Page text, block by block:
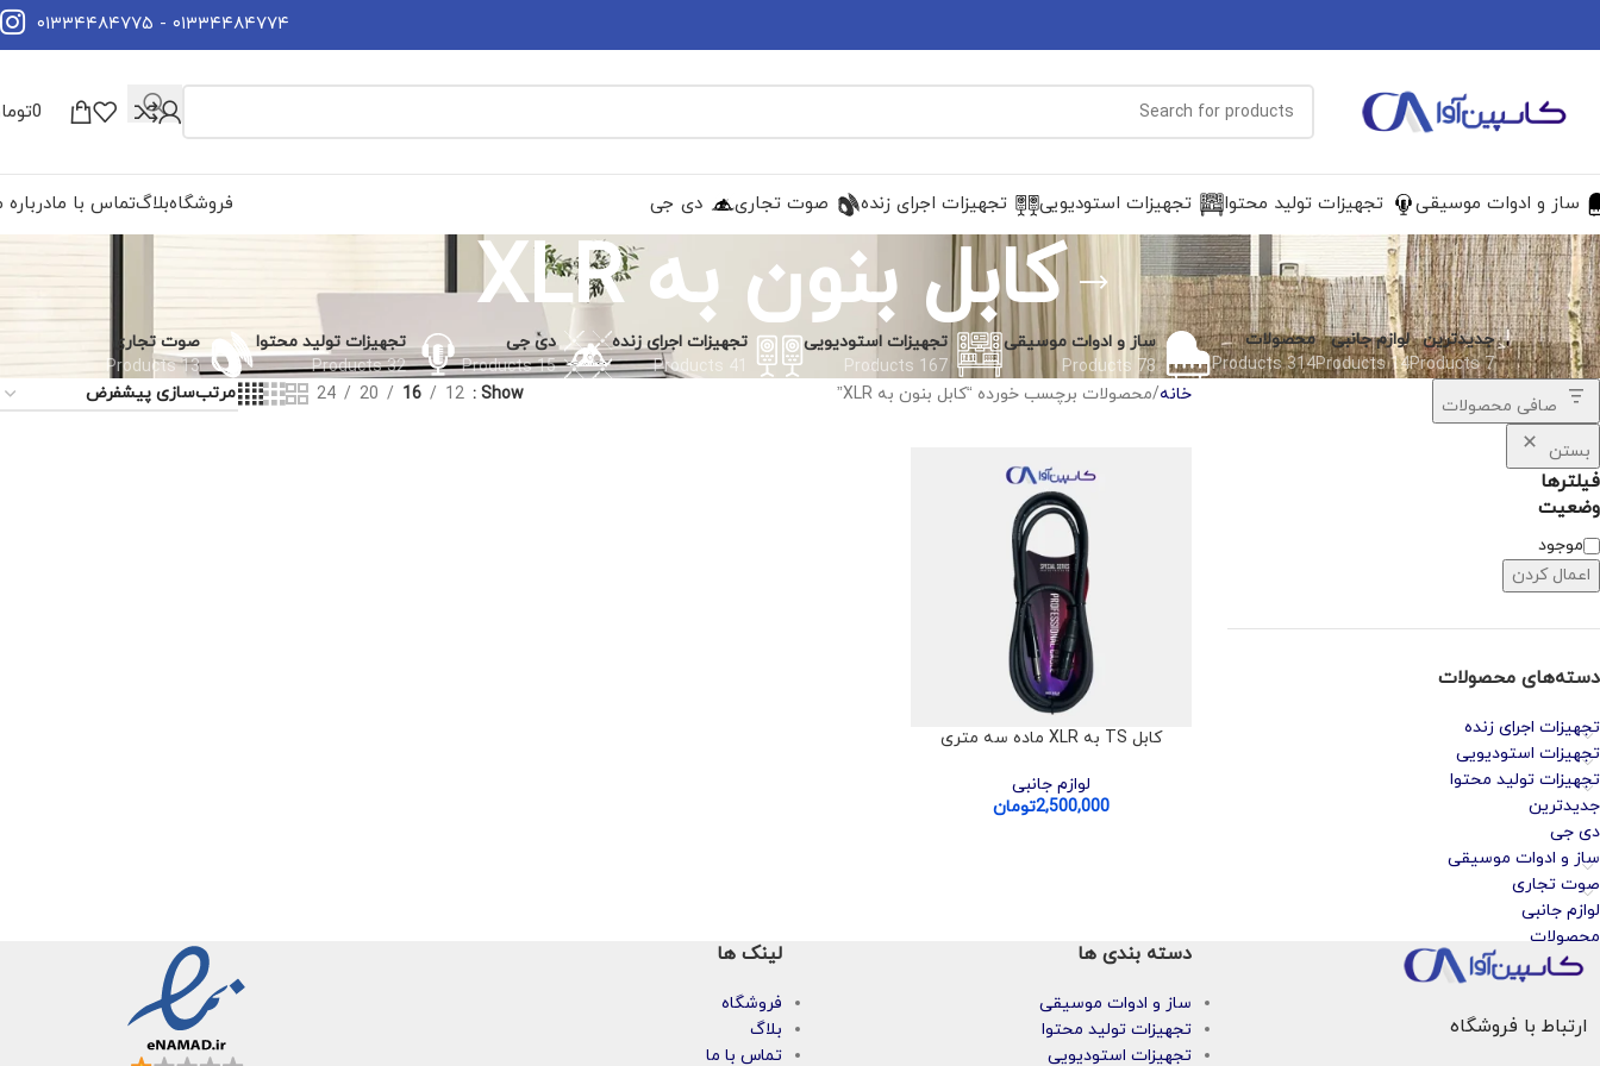
۰۱۳۳۴۴۸۴۷۷۴ - ۰۱۳۳۴۴۸۴۷۷۵
0
ساز و ادوات موسیقی تجهیزات تولید محتوا تجهیزات استودیویی تجهیزات اجرای زنده صوت تجاری دی جی فروشگاهبلاگتماس با مادرباره
کابل بنون به XLR
جدیدترین
7 Products
لوازم جانبی
14 Products
محصولات
314 Products
ساز و ادوات موسیقی
78 Products
تجهیزات استودیویی
167 Products
تجهیزات اجرای زنده
41 Products
دی جی
15 Products
تجهیزات تولید محتوا
32 Products
صوت تجاری
13 Products
صافی محصولات
بستن
فیلترها
وضعیت
موجود
اعمال کردن
دسته‌های محصولات
تجهیزات اجرای زنده
تجهیزات استودیویی
تجهیزات تولید محتوا
جدیدترین
دی جی
ساز و ادوات موسیقی
صوت تجاری
لوازم جانبی
محصولات
خانه محصولات برچسب خورده “کابل بنون به XLR” Show
12
16
20
24
کابل TS به XLR ماده سه متری
لوازم جانبی
2,500,000تومان
ارتباط با فروشگاه
دسته بندی ها
ساز و ادوات موسیقی
تجهیزات تولید محتوا
تجهیزات استودیویی
لینک ها
فروشگاه
بلاگ
تماس با ما